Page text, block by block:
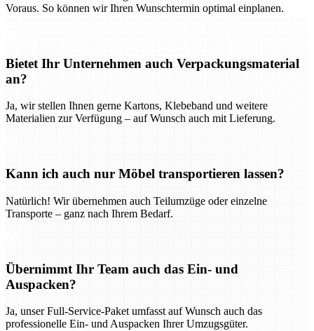
Voraus. So können wir Ihren Wunschtermin optimal einplanen.
Bietet Ihr Unternehmen auch Verpackungsmaterial
an?
Ja, wir stellen Ihnen gerne Kartons, Klebeband und weitere
Materialien zur Verfügung – auf Wunsch auch mit Lieferung.
Kann ich auch nur Möbel transportieren lassen?
Natürlich! Wir übernehmen auch Teilumzüge oder einzelne
Transporte – ganz nach Ihrem Bedarf.
Übernimmt Ihr Team auch das Ein- und
Auspacken?
Ja, unser Full-Service-Paket umfasst auf Wunsch auch das
professionelle Ein- und Auspacken Ihrer Umzugsgüter.